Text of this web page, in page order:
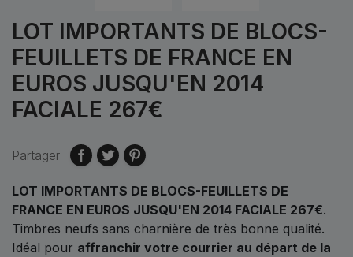
LOT IMPORTANTS DE BLOCS-
FEUILLETS DE FRANCE EN
EUROS JUSQU'EN 2014
FACIALE 267€
Partager
LOT IMPORTANTS DE BLOCS-FEUILLETS DE
FRANCE EN EUROS JUSQU'EN 2014 FACIALE 267€.
Timbres neufs sans charnière de très bonne qualité.
Idéal pour affranchir votre courrier au départ de la